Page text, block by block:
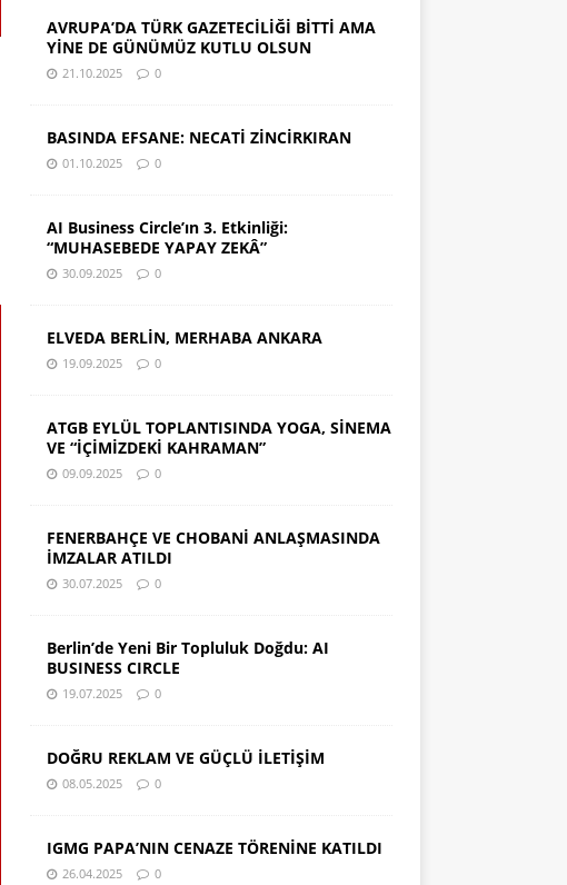
AVRUPA’DA TÜRK GAZETECİLİĞİ BİTTİ AMA
YİNE DE GÜNÜMÜZ KUTLU OLSUN
21.10.2025 0
BASINDA EFSANE: NECATİ ZİNCİRKIRAN
01.10.2025 0
AI Business Circle’ın 3. Etkinliği:
“MUHASEBEDE YAPAY ZEKÂ”
30.09.2025 0
ELVEDA BERLİN, MERHABA ANKARA
19.09.2025 0
ATGB EYLÜL TOPLANTISINDA YOGA, SİNEMA
VE “İÇİMİZDEKİ KAHRAMAN”
09.09.2025 0
FENERBAHÇE VE CHOBANİ ANLAŞMASINDA
İMZALAR ATILDI
30.07.2025 0
Berlin’de Yeni Bir Topluluk Doğdu: AI
BUSINESS CIRCLE
19.07.2025 0
DOĞRU REKLAM VE GÜÇLÜ İLETİŞİM
08.05.2025 0
IGMG PAPA’NIN CENAZE TÖRENİNE KATILDI
26.04.2025 0